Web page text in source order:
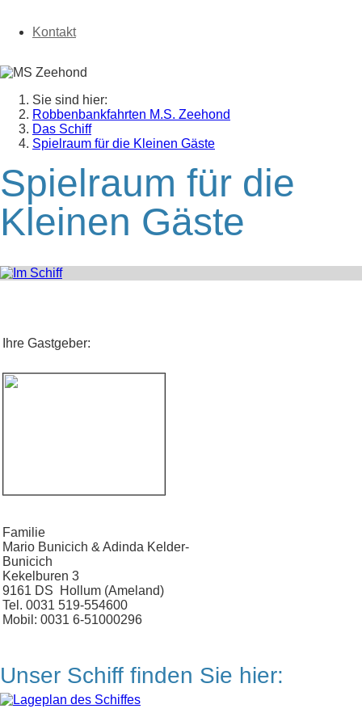
Kontakt
Sie sind hier:
Robbenbankfahrten M.S. Zeehond
Das Schiff
Spielraum für die Kleinen Gäste
Spielraum für die
Kleinen Gäste
Ihre Gastgeber:
Familie
Mario Bunicich & Adinda Kelder-
Bunicich
Kekelburen 3
9161 DS Hollum (Ameland)
Tel. 0031 519-554600
Mobil: 0031 6-51000296
Unser Schiff finden Sie hier: